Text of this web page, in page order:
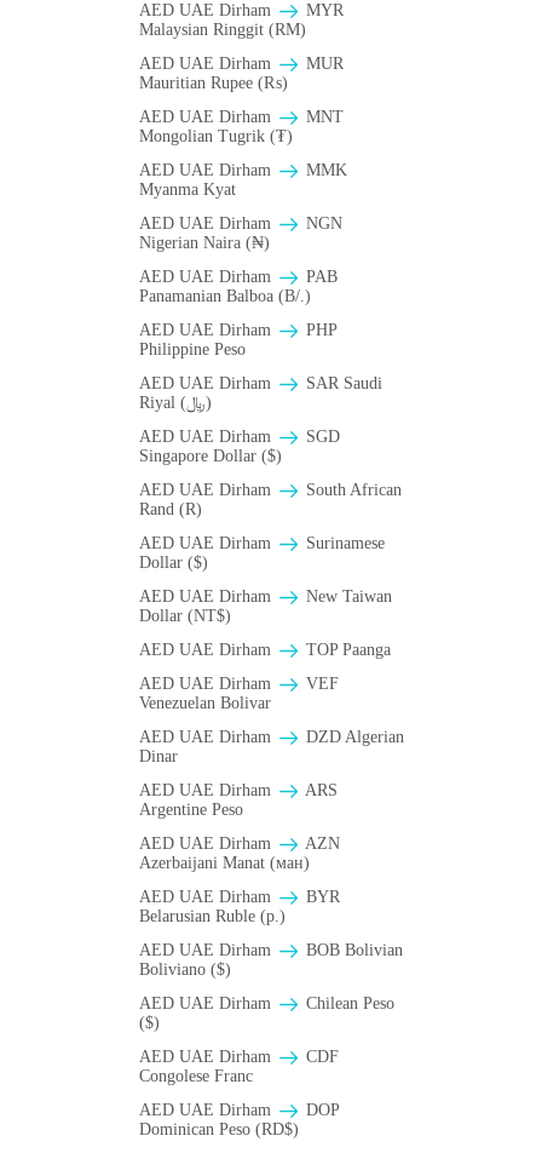
AED UAE Dirham
MYR
Malaysian Ringgit (RM)
AED UAE Dirham
MUR
Mauritian Rupee (₨)
AED UAE Dirham
MNT
Mongolian Tugrik (₮)
AED UAE Dirham
MMK
Myanma Kyat
AED UAE Dirham
NGN
Nigerian Naira (₦)
AED UAE Dirham
PAB
Panamanian Balboa (B/.)
AED UAE Dirham
PHP
Philippine Peso
AED UAE Dirham
SAR Saudi
Riyal (﷼)
AED UAE Dirham
SGD
Singapore Dollar ($)
AED UAE Dirham
South African
Rand (R)
AED UAE Dirham
Surinamese
Dollar ($)
AED UAE Dirham
New Taiwan
Dollar (NT$)
AED UAE Dirham
TOP Paanga
AED UAE Dirham
VEF
Venezuelan Bolivar
AED UAE Dirham
DZD Algerian
Dinar
AED UAE Dirham
ARS
Argentine Peso
AED UAE Dirham
AZN
Azerbaijani Manat (ман)
AED UAE Dirham
BYR
Belarusian Ruble (p.)
AED UAE Dirham
BOB Bolivian
Boliviano ($)
AED UAE Dirham
Chilean Peso
($)
AED UAE Dirham
CDF
Congolese Franc
AED UAE Dirham
DOP
Dominican Peso (RD$)